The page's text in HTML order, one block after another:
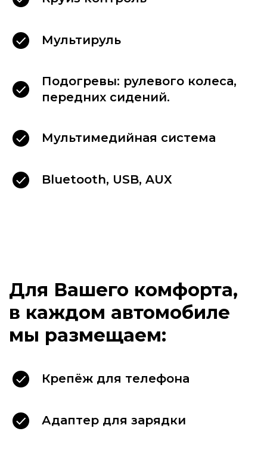
Мультируль
Подогревы: рулевого колеса,
передних сидений.
Мультимедийная система
Bluetooth, USB, AUX
Крепёж для телефона
Адаптер для зарядки